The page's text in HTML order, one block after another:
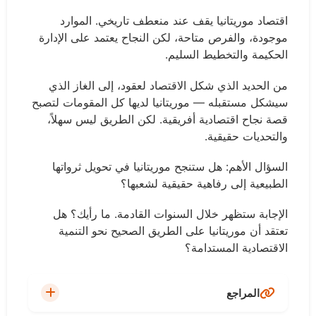
اقتصاد موريتانيا يقف عند منعطف تاريخي. الموارد
موجودة، والفرص متاحة، لكن النجاح يعتمد على الإدارة
الحكيمة والتخطيط السليم.
من الحديد الذي شكل الاقتصاد لعقود، إلى الغاز الذي
سيشكل مستقبله — موريتانيا لديها كل المقومات لتصبح
قصة نجاح اقتصادية أفريقية. لكن الطريق ليس سهلاً،
والتحديات حقيقية.
السؤال الأهم: هل ستنجح موريتانيا في تحويل ثرواتها
الطبيعية إلى رفاهية حقيقية لشعبها؟
الإجابة ستظهر خلال السنوات القادمة. ما رأيك؟ هل
تعتقد أن موريتانيا على الطريق الصحيح نحو التنمية
الاقتصادية المستدامة؟
المراجع